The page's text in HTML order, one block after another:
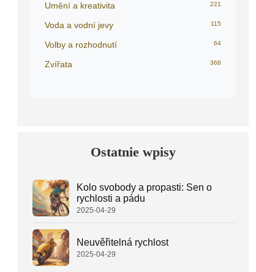
Umění a kreativita 221
Voda a vodní jevy 115
Volby a rozhodnutí 64
Zvířata 368
Ostatnie wpisy
Kolo svobody a propasti: Sen o
rychlosti a pádu
2025-04-29
Neuvěřitelná rychlost
2025-04-29